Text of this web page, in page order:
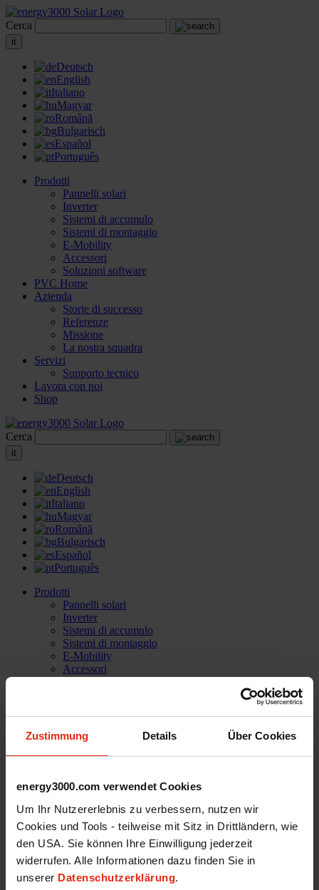
Zustimmung Details Über Cookies
energy3000.com verwendet Cookies
Um Ihr Nutzererlebnis zu verbessern, nutzen wir
Cookies und Tools - teilweise mit Sitz in Drittländern, wie
den USA. Sie können Ihre Einwilligung jederzeit
widerrufen. Alle Informationen dazu finden Sie in
unserer Datenschutzerklärung.
Cerca
it
Deutsch
English
Italiano
Magyar
Română
Bulgarisch
Español
Português
Prodotti
Pannelli solari
Inverter
Sistemi di accumulo
Sistemi di montaggio
E-Mobility
Accessori
Soluzioni software
PVC Home
Azienda
Storie di successo
Referenze
Missione
La nostra squadra
Servizi
Supporto tecnico
Lavora con noi
Shop
Cerca
it
Deutsch
English
Italiano
Magyar
Română
Bulgarisch
Español
Português
Prodotti
Pannelli solari
Inverter
Sistemi di accumulo
Sistemi di montaggio
E-Mobility
Accessori
Storie di successo
Referenze
Missione
La nostra squadra
Supporto tecnico
Shop